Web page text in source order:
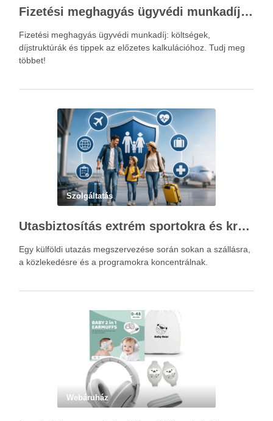
Fizetési meghagyás ügyvédi munkadíja: teljes költségvetési útmutató
Fizetési meghagyás ügyvédi munkadíj: költségek,
díjstruktúrák és tippek az előzetes kalkulációhoz. Tudj meg
többet!
Szolgáltatás
Utasbiztosítás extrém sportokra és krónikus betegségek esetén: mire figyelj utazás előtt?
Egy külföldi utazás megszervezése során sokan a szállásra,
a közlekedésre és a programokra koncentrálnak.
Webáruház